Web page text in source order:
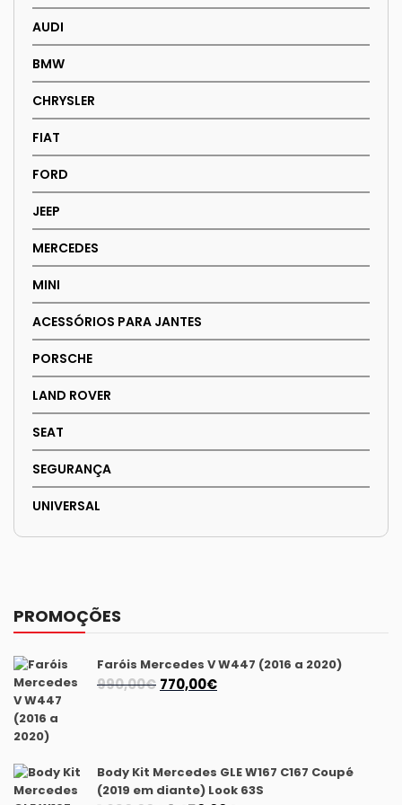
AUDI
BMW
CHRYSLER
FIAT
FORD
JEEP
MERCEDES
MINI
ACESSÓRIOS PARA JANTES
PORSCHE
LAND ROVER
SEAT
SEGURANÇA
UNIVERSAL
PROMOÇÕES
Faróis Mercedes V W447 (2016 a 2020)
990,00€ O
990,00€.
770,00€O
770,00€.
Body Kit Mercedes GLE W167 C167 Coupé
(2019 em diante) Look 63S